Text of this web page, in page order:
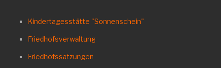
Kindertagesstätte "Sonnenschein"
Friedhofsverwaltung
Friedhofssatzungen